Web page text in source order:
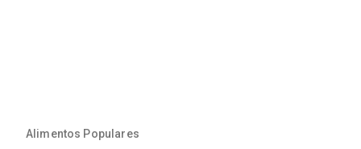
Alimentos Populares